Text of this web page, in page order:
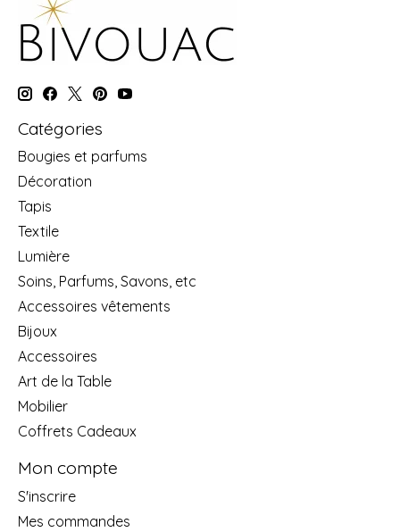
Catégories
Bougies et parfums
Décoration
Tapis
Textile
Lumière
Soins, Parfums, Savons, etc
Accessoires vêtements
Bijoux
Accessoires
Art de la Table
Mobilier
Coffrets Cadeaux
Mon compte
S'inscrire
Mes commandes